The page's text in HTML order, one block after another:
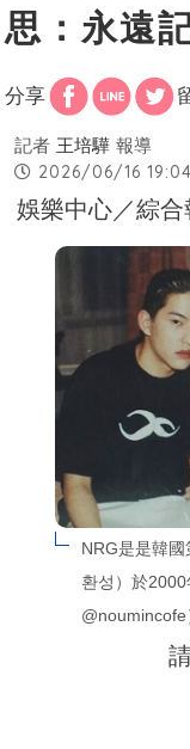
思：永遠
分享
記者 王培驊 報導
2026/06/16 19:04
娛樂中心／綜合
NRG是是韓
환성）於
@noumincofe